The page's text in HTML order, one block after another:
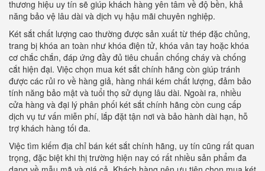
thương hiệu uy tín sẽ giúp khách hàng yên tâm về độ bền, khả
năng bảo vệ lâu dài và dịch vụ hậu mãi chuyên nghiệp.
Két sắt chất lượng cao thường được sản xuất từ thép đặc chủng,
trang bị khóa an toàn như khóa điện tử, khóa vân tay hoặc khóa
cơ chắc chắn, đáp ứng đầy đủ tiêu chuẩn chống cháy và chống
cắt hiện đại. Việc chọn mua két sắt chính hãng còn giúp tránh
được các rủi ro về hàng giả, hàng nhái kém chất lượng, đảm bảo
tính năng bảo mật và tuổi thọ sử dụng lâu dài. Ngoài ra, nhiều
cửa hàng và đại lý phân phối két sắt chính hãng còn cung cấp
dịch vụ tư vấn miễn phí, lắp đặt tận nơi và bảo hành dài hạn, hỗ
trợ khách hàng tối đa.
Việc tìm kiếm địa chỉ bán két sắt chính hãng, uy tín cũng rất quan
trọng, đặc biệt khi thị trường hiện nay có rất nhiều sản phẩm đa